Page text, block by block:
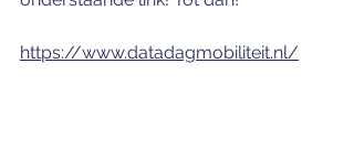
https://www.datadagmobiliteit.nl/